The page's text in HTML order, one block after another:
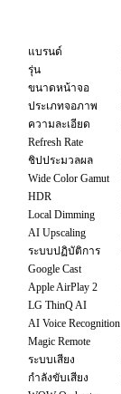
แบรนด์
รุ่น
ขนาดหน้าจอ
ประเภทจอภาพ
ความละเอียด
Refresh Rate
ชิปประมวลผล
Wide Color Gamut
HDR
Local Dimming
AI Upscaling
ระบบปฏิบัติการ
Google Cast
Apple AirPlay 2
LG ThinQ AI
AI Voice Recognition
Magic Remote
ระบบเสียง
กำลังขับเสียง